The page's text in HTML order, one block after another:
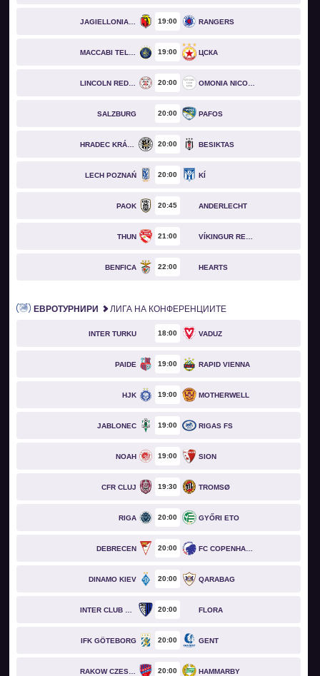
JAGIELLONIA BIAŁYSTOK 19 00 RANGERS
19 00 ЦСКА
LINCOLN RED IMPS 20 00 OMONIA NICOSIA
SALZBURG 20 00 PAFOS
HRADEC KRÁLOVÉ 20 00 BESIKTAS
LECH POZNAŃ 20 00 KÍ
PAOK 20 45 ANDERLECHT
THUN 21 00
BENFICA 22 00 HEARTS
ЕВРОТУРНИРИ ЛИГА НА КОНФЕРЕНЦИИТЕ
INTER TURKU 18 00 VADUZ
PAIDE 19 00 RAPID VIENNA
HJK 19 00 MOTHERWELL
JABLONEC 19 00 RIGAS FS
NOAH 19 00 SION
CFR CLUJ 19 30 TROMSØ
RIGA 20 00 GYŐRI ETO
DEBRECEN 20 00 FC COPENHAGEN
DINAMO KIEV 20 00 QARABAG
20 00 FLORA
IFK GÖTEBORG 20 00 GENT
RAKOW CZESTOCHOWA 20 00 HAMMARBY